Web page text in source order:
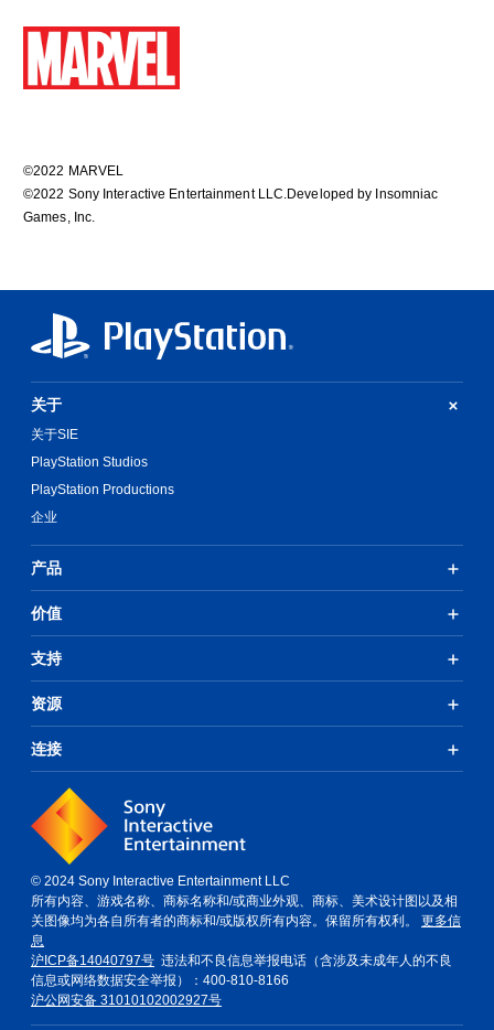
©2022 MARVEL
©2022 Sony Interactive Entertainment LLC.Developed by Insomniac
Games, Inc.
关于
关于SIE
PlayStation Studios
PlayStation Productions
企业
产品
价值
支持
资源
连接
© 2024 Sony Interactive Entertainment LLC
所有内容、游戏名称、商标名称和/或商业外观、商标、美术设计图以及相
关图像均为各自所有者的商标和/或版权所有内容。保留所有权利。 更多信
息
沪ICP备14040797号 违法和不良信息举报电话（含涉及未成年人的不良
信息或网络数据安全举报）：400-810-8166
沪公网安备 31010102002927号